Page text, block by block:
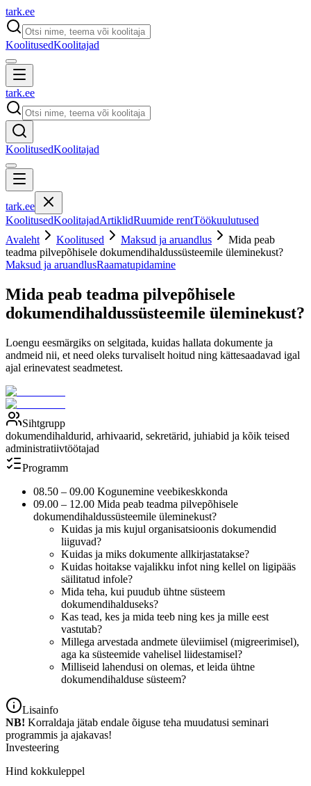
tark.ee
KoolitusedKoolitajad
tark.ee
KoolitusedKoolitajad
tark.ee
KoolitusedKoolitajadArtiklidRuumide rentTöökuulutused
Avaleht
Koolitused Maksud ja aruandlus
Mida peab
teadma pilvepõhisele dokumendihaldussüsteemile üleminekust?
Maksud ja aruandlusRaamatupidamine
Mida peab teadma pilvepõhisele
dokumendihaldussüsteemile üleminekust?
Loengu eesmärgiks on selgitada, kuidas hallata dokumente ja
andmeid nii, et need oleks turvaliselt hoitud ning kättesaadavad igal
ajal erinevatest seadmetest.
Sihtgrupp
dokumendihaldurid, arhivaarid, sekretärid, juhiabid ja kõik teised
administratiivtöötajad
Programm
08.50 – 09.00 Kogunemine veebikeskkonda
09.00 – 12.00 Mida peab teadma pilvepõhisele
dokumendihaldussüsteemile üleminekust?
Kuidas ja mis kujul organisatsioonis dokumendid
liiguvad?
Kuidas ja miks dokumente allkirjastatakse?
Kuidas hoitakse vajalikku infot ning kellel on ligipääs
säilitatud infole?
Mida teha, kui puudub ühtne süsteem
dokumendihalduseks?
Kas tead, kes ja mida teeb ning kes ja mille eest
vastutab?
Millega arvestada andmete üleviimisel (migreerimisel),
aga ka süsteemide vahelisel liidestamisel?
Milliseid lahendusi on olemas, et leida ühtne
dokumendihalduse süsteem?
Lisainfo
NB! Korraldaja jätab endale õiguse teha muudatusi seminari
programmis ja ajakavas!
Investeering
Hind kokkuleppel